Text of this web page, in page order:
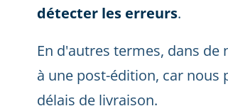
détecter les erreurs.
En d'autres termes, dans
à une post-édition, car
délais de livraison.